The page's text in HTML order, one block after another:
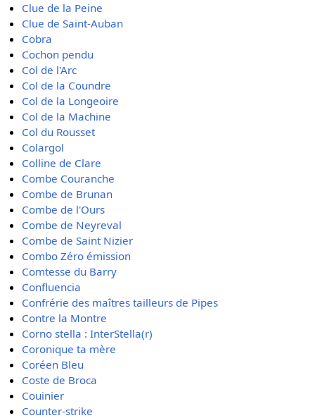
Clue de la Peine
Clue de Saint-Auban
Cobra
Cochon pendu
Col de l'Arc
Col de la Coundre
Col de la Longeoire
Col de la Machine
Col du Rousset
Colargol
Colline de Clare
Combe Couranche
Combe de Brunan
Combe de l'Ours
Combe de Neyreval
Combe de Saint Nizier
Combo Zéro émission
Comtesse du Barry
Confluencia
Confrérie des maîtres tailleurs de Pipes
Contre la Montre
Corno stella : InterStella(r)
Coronique ta mère
Coréen Bleu
Coste de Broca
Couinier
Counter-strike